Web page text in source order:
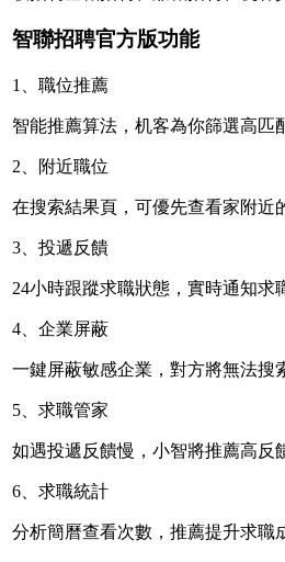
智聯招聘官方版功能
1、職位推薦
智能推薦算法，机客為你篩選高匹
2、附近職位
在搜索結果頁，可優先查看家附近
3、投遞反饋
24小時跟蹤求職狀態，實時通知求
4、企業屏蔽
一鍵屏蔽敏感企業，對方將無法搜
5、求職管家
如遇投遞反饋慢，小智將推薦高反
6、求職統計
分析簡曆查看次數，推薦提升求職